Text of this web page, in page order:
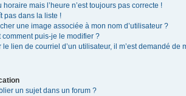
horaire mais l’heure n’est toujours pas correcte !
pas dans la liste !
une image associée à mon nom d’utilisateur ?
comment puis-je le modifier ?
lien de courriel d’un utilisateur, il m’est demandé de
un sujet dans un forum ?